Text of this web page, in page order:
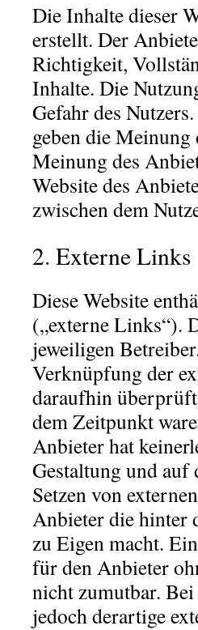
Die Inhalte dieser
erstellt. Der
Richtigkeit,
Inhalte. Die
Gefahr des
geben die
Meinung des
Website des
zwischen dem
2. Externe Links
Diese Website
(„externe Links“).
jeweiligen
Verknüpfung der
daraufhin
dem Zeitpunkt
Anbieter hat
Gestaltung und auf
Setzen von
Anbieter die hinter
zu Eigen macht.
für den Anbieter
nicht zumutbar.
jedoch derartige